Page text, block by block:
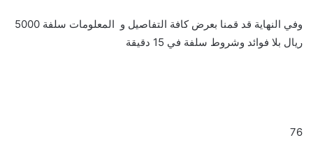
وفي النهاية قد قمنا بعرض كافة التفاصيل و المعلومات سلفة 5000
ريال بلا فوائد وشروط سلفة في 15 دقيقة
76